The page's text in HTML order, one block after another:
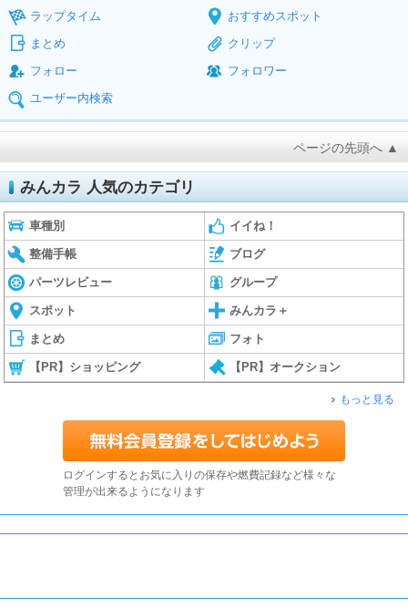
ラップタイム
おすすめスポット
まとめ
クリップ
フォロー
フォロワー
ユーザー内検索
ページの先頭へ ▲
みんカラ 人気のカテゴリ
車種別 イイね！
整備手帳 ブログ
パーツレビュー グループ
スポット みんカラ＋
まとめ フォト
【PR】ショッピング 【PR】オークション
もっと見る
ログインするとお気に入りの保存や燃費記録など様々な
管理が出来るようになります